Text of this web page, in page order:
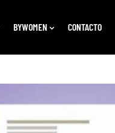
BYWOMEN CONTACTO